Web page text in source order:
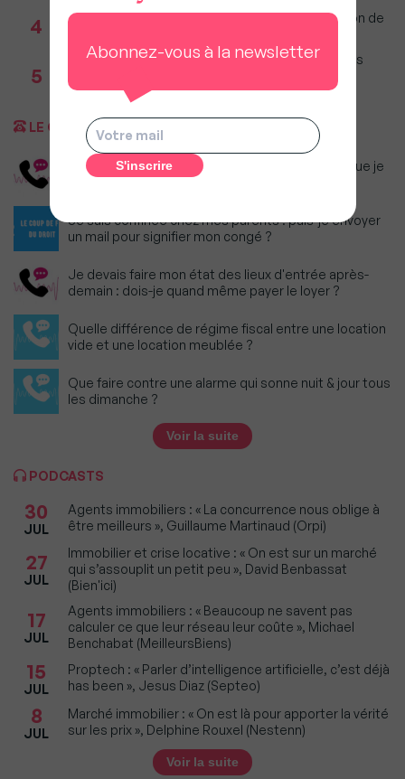
4
Incendies : Quels sont vos droits si votre location de
5
Marché immobilier (bilan Bien'ici) : La majorité des
location
LE COUP DE FIL DU DROIT
Dois-je continuer à payer le loyer du logement que je
n'ai pas pu quitter ?
Je suis confinée chez mes parents : puis-je envoyer
un mail pour signifier mon congé ?
Je devais faire mon état des lieux d'entrée après-
demain : dois-je quand même payer le loyer ?
Quelle différence de régime fiscal entre une location
vide et une location meublée ?
Que faire contre une alarme qui sonne nuit & jour tous
les dimanche ?
Voir la suite
PODCASTS
30
JUL
Agents immobiliers : « La concurrence nous oblige à
être meilleurs », Guillaume Martinaud (Orpi)
27
JUL
Immobilier et crise locative : « On est sur un marché
qui s’assouplit un petit peu », David Benbassat
(Bien'ici)
17
JUL
Agents immobiliers : « Beaucoup ne savent pas
calculer ce que leur réseau leur coûte », Michael
Benchabat (MeilleursBiens)
15
JUL
Proptech : « Parler d’intelligence artificielle, c’est déjà
has been », Jesus Diaz (Septeo)
8
JUL
Marché immobilier : « On est là pour apporter la vérité
sur les prix », Delphine Rouxel (Nestenn)
Voir la suite
Abonnez-vous à la newsletter